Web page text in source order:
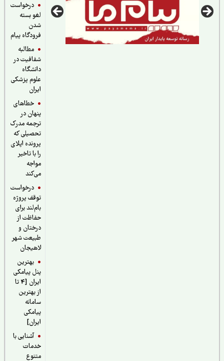
درخواست
لغو بسته
فرودگاه پیام
مطالبه
شفافیت در
دانشگاه
علوم پزشکی
خطاهای
پنهان در
ترجمه مدرک
تحصیلی که
پرونده اپلای
را با تاخیر
درخواست
توقف پروژه
بام‌لند برای
حفاظت از
درختان و
طبیعت شهر
لاهیجان
بهترین
پنل پیامکی
ایران [4 تا
از بهترین
سامانه
پیامکی
آشنایی با
خدمات